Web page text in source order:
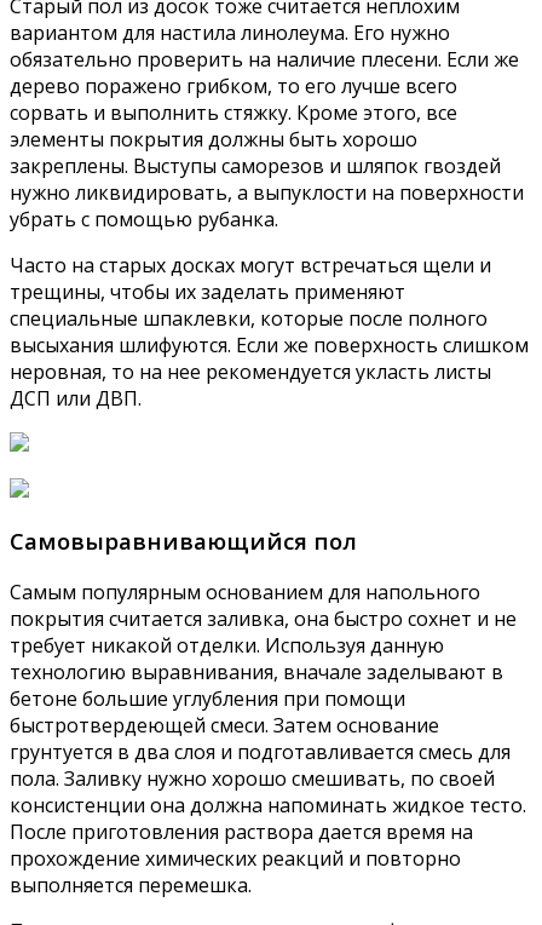
Старый пол из досок тоже считается неплохим
вариантом для настила линолеума. Его нужно
обязательно проверить на наличие плесени. Если же
дерево поражено грибком, то его лучше всего
сорвать и выполнить стяжку. Кроме этого, все
элементы покрытия должны быть хорошо
закреплены. Выступы саморезов и шляпок гвоздей
нужно ликвидировать, а выпуклости на поверхности
убрать с помощью рубанка.
Часто на старых досках могут встречаться щели и
трещины, чтобы их заделать применяют
специальные шпаклевки, которые после полного
высыхания шлифуются. Если же поверхность слишком
неровная, то на нее рекомендуется укласть листы
ДСП или ДВП.
Самовыравнивающийся пол
Самым популярным основанием для напольного
покрытия считается заливка, она быстро сохнет и не
требует никакой отделки. Используя данную
технологию выравнивания, вначале заделывают в
бетоне большие углубления при помощи
быстротвердеющей смеси. Затем основание
грунтуется в два слоя и подготавливается смесь для
пола. Заливку нужно хорошо смешивать, по своей
консистенции она должна напоминать жидкое тесто.
После приготовления раствора дается время на
прохождение химических реакций и повторно
выполняется перемешка.